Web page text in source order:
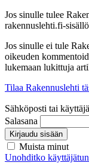
Jos sinulle tulee
rakennuslehti.fi-
Jos sinulle ei tule
oikeuden
lukemaan lukittuja
Tilaa Rakennuslehti
Sähköposti tai
Salasana
Kirjaudu sisään
Muista minut
Unohditko